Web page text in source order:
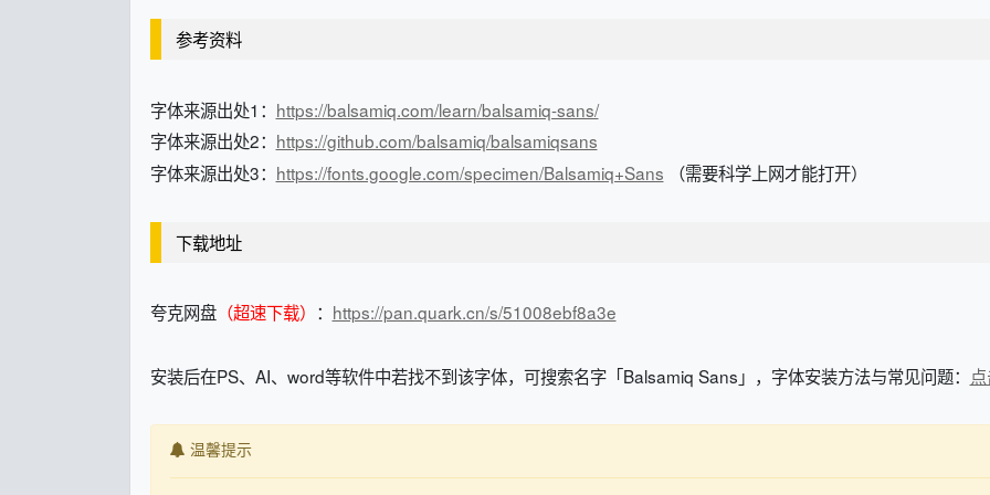
参考资料
字体来源出处1： https://balsamiq.com/learn/balsamiq-sans/
字体来源出处2： https://github.com/balsamiq/balsamiqsans
字体来源出处3： https://fonts.google.com/specimen/Balsamiq+Sans （需要科学上网才能打开）
下载地址
夸克网盘（超速下载） ： https://pan.quark.cn/s/51008ebf8a3e
安装后在PS、AI、word等软件中若找不到该字体，可搜索名字「Balsamiq Sans」，字体安装方法与常见问题：
温馨提示